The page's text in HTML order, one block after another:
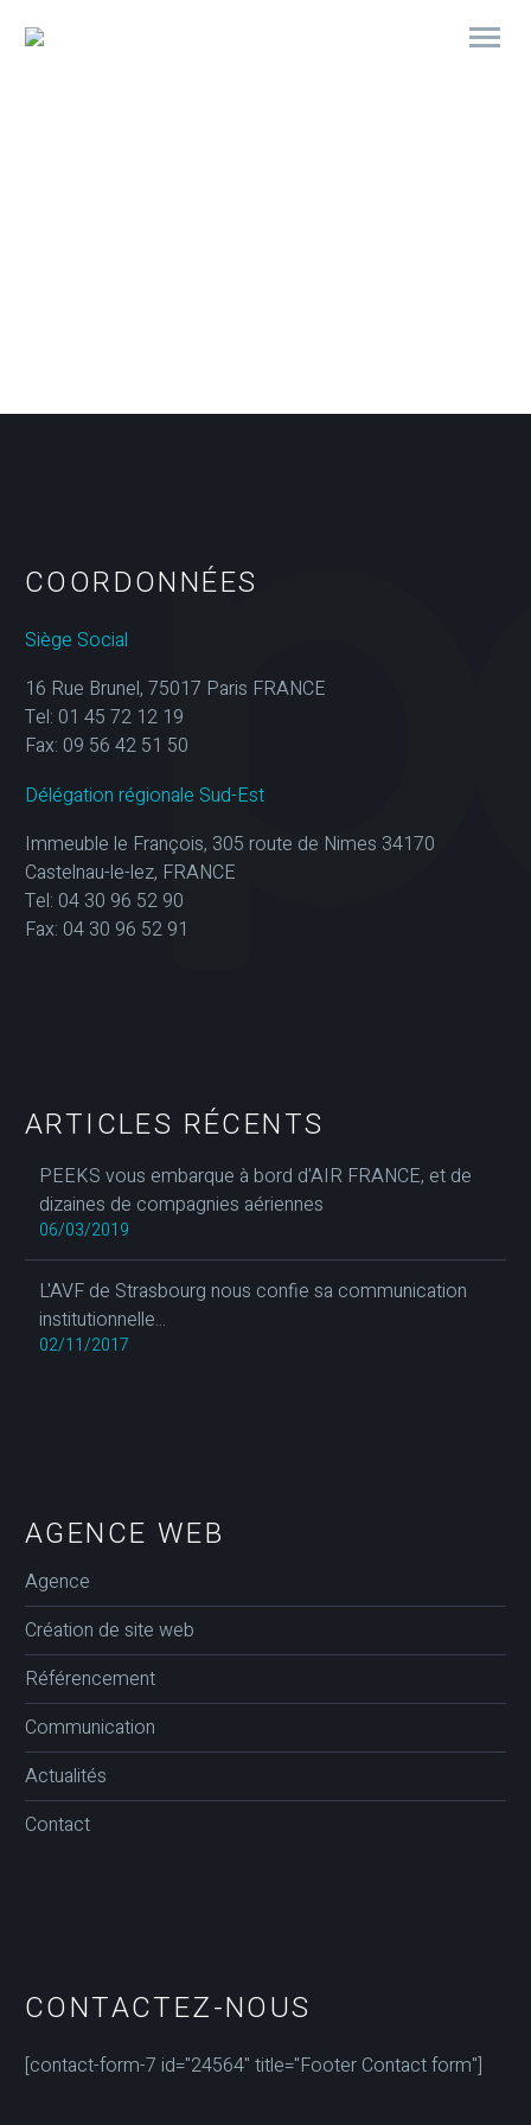
COORDONNÉES
Siège Social
16 Rue Brunel, 75017 Paris FRANCE
Tel: 01 45 72 12 19
Fax: 09 56 42 51 50
Délégation régionale Sud-Est
Immeuble le François, 305 route de Nimes 34170
Castelnau-le-lez, FRANCE
Tel: 04 30 96 52 90
Fax: 04 30 96 52 91
ARTICLES RÉCENTS
PEEKS vous embarque à bord d'AIR FRANCE, et de
dizaines de compagnies aériennes
06/03/2019
L'AVF de Strasbourg nous confie sa communication
institutionnelle...
02/11/2017
AGENCE WEB
Agence
Création de site web
Référencement
Communication
Actualités
Contact
CONTACTEZ-NOUS
[contact-form-7 id="24564" title="Footer Contact form"]